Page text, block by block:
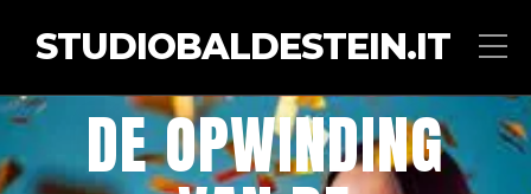
STUDIOBALDESTEIN.IT
DE OPWINDING